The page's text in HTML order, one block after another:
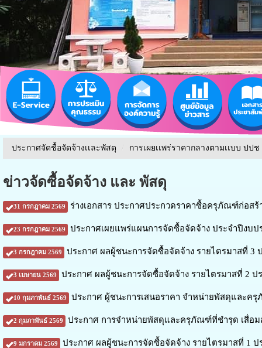
ประกาศจัดชื้อจัดจ้างเเละพัสดุ / การเผยเเพร่ราคากลางตามเเบบ ปปช
ข่าวจัดซื้อจัดจ้าง และ พัสดุ
31 กรกฎาคม 2569 ร่างเอกสาร ประกาศประกวดราคาซื้อครุภัณฑ์ก่อส
23 กรกฎาคม 2569 ประกาศเผยแพร่แผนการจัดซื้อจัดจ้าง ประจำปีงบ
3 กรกฎาคม 2569 ประกาศ ผลผู้ชนะการจัดซื้อจัดจ้าง รายไตรมาสที่ 3
3 เมษายน 2569 ประกาศ ผลผู้ชนะการจัดซื้อจัดจ้าง รายไตรมาสที่ 2 ป
10 กุมภาพันธ์ 2569 ประกาศ ผู้ชนะการเสนอราคา จำหน่ายพัสดุและค
2 กุมภาพันธ์ 2569 ประกาศ การจำหน่ายพัสดุและครุภัณฑ์ที่ชำรุด เสื่อม
9 มกราคม 2569 ประกาศ ผลผู้ชนะการจัดซื้อจัดจ้าง รายไตรมาสที่ 1 ป